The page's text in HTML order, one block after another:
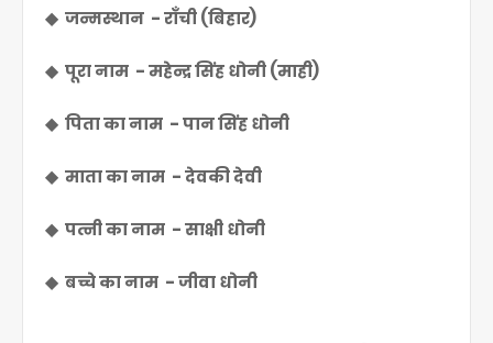
◆ जन्मस्थान - राँची (बिहार)
◆ पूरा नाम - महेन्द्र सिंह धोनी (माही)
◆ पिता का नाम - पान सिंह धोनी
◆ माता का नाम - देवकी देवी
◆ पत्नी का नाम - साक्षी धोनी
◆ बच्चे का नाम - जीवा धोनी